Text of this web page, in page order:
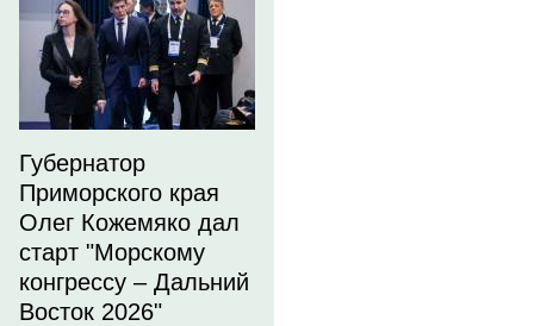
Губернатор
Приморского края
Олег Кожемяко дал
старт "Морскому
конгрессу – Дальний
Восток 2026"